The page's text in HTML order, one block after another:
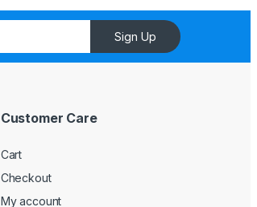
Sign Up
Customer Care
Cart
Checkout
My account